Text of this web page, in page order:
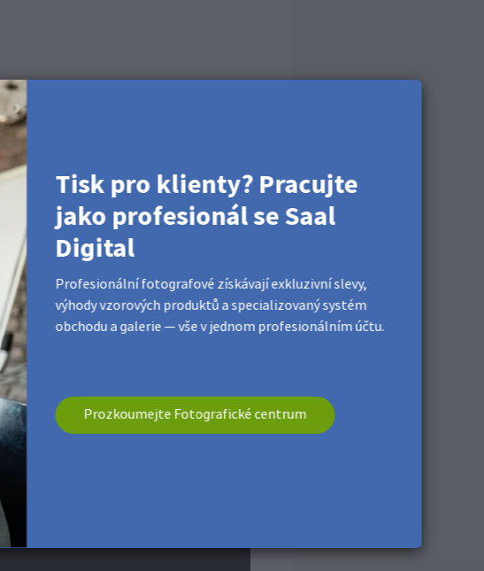
extra měkkou utěrkou z mikrovlákna.
Tisk pro klienty? Pracujte
jako profesionál se Saal
Digital
Profesionální fotografové získávají exkluzivní slevy,
výhody vzorových produktů a specializovaný systém
obchodu a galerie — vše v jednom profesionálním účtu.
Prozkoumejte Fotografické centrum